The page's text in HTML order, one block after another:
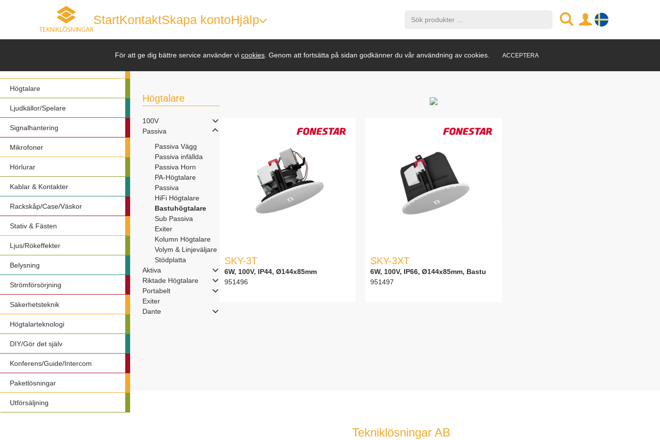
För att ge dig bättre service använder vi cookies. Genom att fortsätta på sidan godkänner du vår användning av cookies. ACCEPTERA
Högtalare
Ljudkällor/Spelare
Signalhantering
Mikrofoner
Hörlurar
Kablar & Kontakter
Rackskåp/Case/Väskor
Stativ & Fästen
Ljus/Rökeffekter
Belysning
Strömförsörjning
Säkerhetsteknik
Högtalarteknologi
DIY/Gör det själv
Konferens/Guide/Intercom
Paketlösningar
Utförsäljning
Högtalare
100V
Passiva
Passiva Vägg
Passiva infällda
Passiva Horn
PA-Högtalare
Passiva
HiFi Högtalare
Bastuhögtalare
Sub Passiva
Exiter
Kolumn Högtalare
Volym & Linjeväljare
Stödplatta
Aktiva
Riktade Högtalare
Portabelt
Exiter
Dante
SKY-3T
6W, 100V, IP44, Ø144x85mm
951496
SKY-3XT
6W, 100V, IP66, Ø144x85mm, Bastu
951497
Tekniklösningar AB
StartKontaktSkapa kontoHjälp